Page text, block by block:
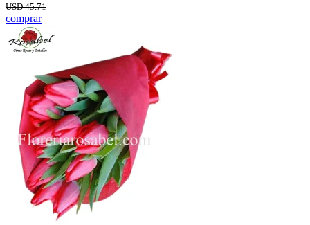
USD 45.71
comprar